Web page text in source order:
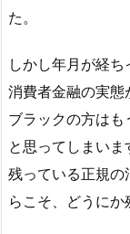
た。
しかし年月が経ち
消費者金融の実
ブラックの方はも
と思ってしまいま
残っている正規
らこそ、どうにか